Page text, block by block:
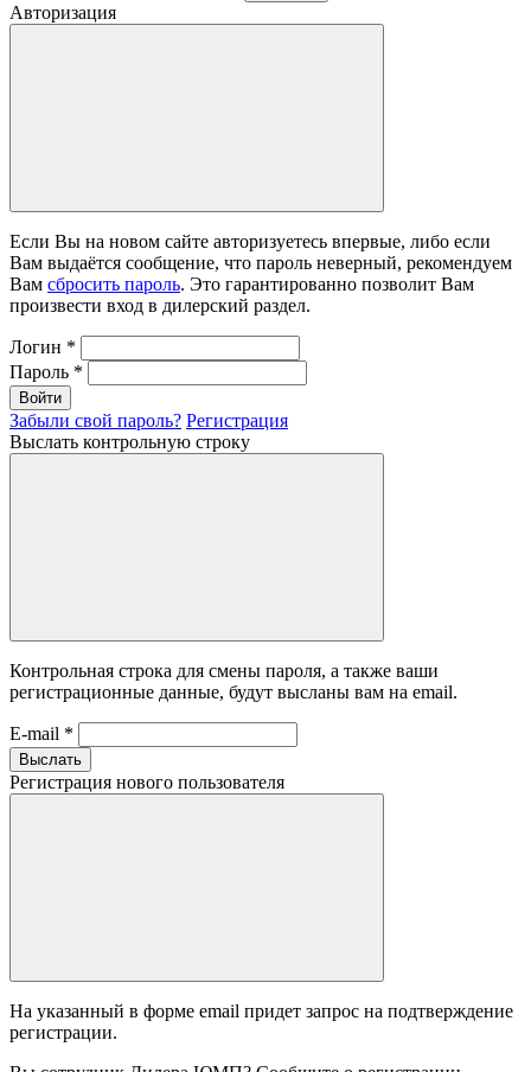
Авторизация
Если Вы на новом сайте авторизуетесь впервые, либо если
Вам выдаётся сообщение, что пароль неверный, рекомендуем
Вам сбросить пароль. Это гарантированно позволит Вам
произвести вход в дилерский раздел.
Логин *
Пароль *
Войти
Забыли свой пароль? Регистрация
Выслать контрольную строку
Контрольная строка для смены пароля, а также ваши
регистрационные данные, будут высланы вам на email.
E-mail *
Выслать
Регистрация нового пользователя
На указанный в форме email придет запрос на подтверждение
регистрации.